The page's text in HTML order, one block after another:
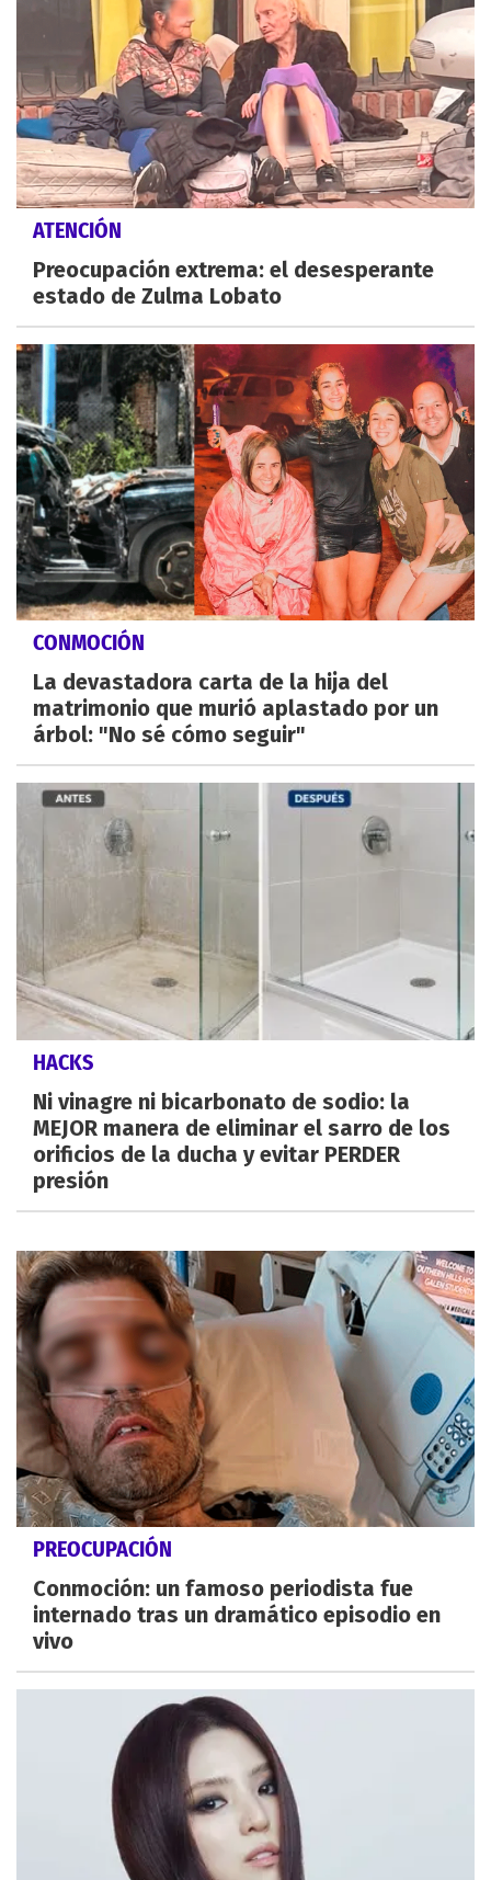
ATENCIÓN
Preocupación extrema: el desesperante
estado de Zulma Lobato
CONMOCIÓN
La devastadora carta de la hija del
matrimonio que murió aplastado por un
árbol: "No sé cómo seguir"
HACKS
Ni vinagre ni bicarbonato de sodio: la
MEJOR manera de eliminar el sarro de los
orificios de la ducha y evitar PERDER
presión
PREOCUPACIÓN
Conmoción: un famoso periodista fue
internado tras un dramático episodio en
vivo